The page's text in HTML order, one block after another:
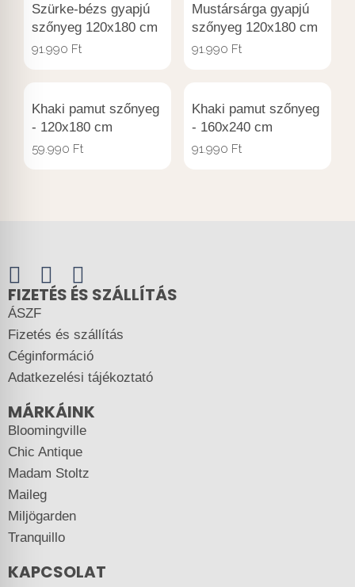
Szürke-bézs gyapjú
szőnyeg 120x180 cm
91.990 Ft
Mustársárga gyapjú
szőnyeg 120x180 cm
91.990 Ft
Khaki pamut szőnyeg
- 120x180 cm
59.990 Ft
Khaki pamut szőnyeg
- 160x240 cm
91.990 Ft
FIZETÉS ÉS SZÁLLÍTÁS
ÁSZF
Fizetés és szállítás
Céginformáció
Adatkezelési tájékoztató
MÁRKÁINK
Bloomingville
Chic Antique
Madam Stoltz
Maileg
Miljögarden
Tranquillo
KAPCSOLAT